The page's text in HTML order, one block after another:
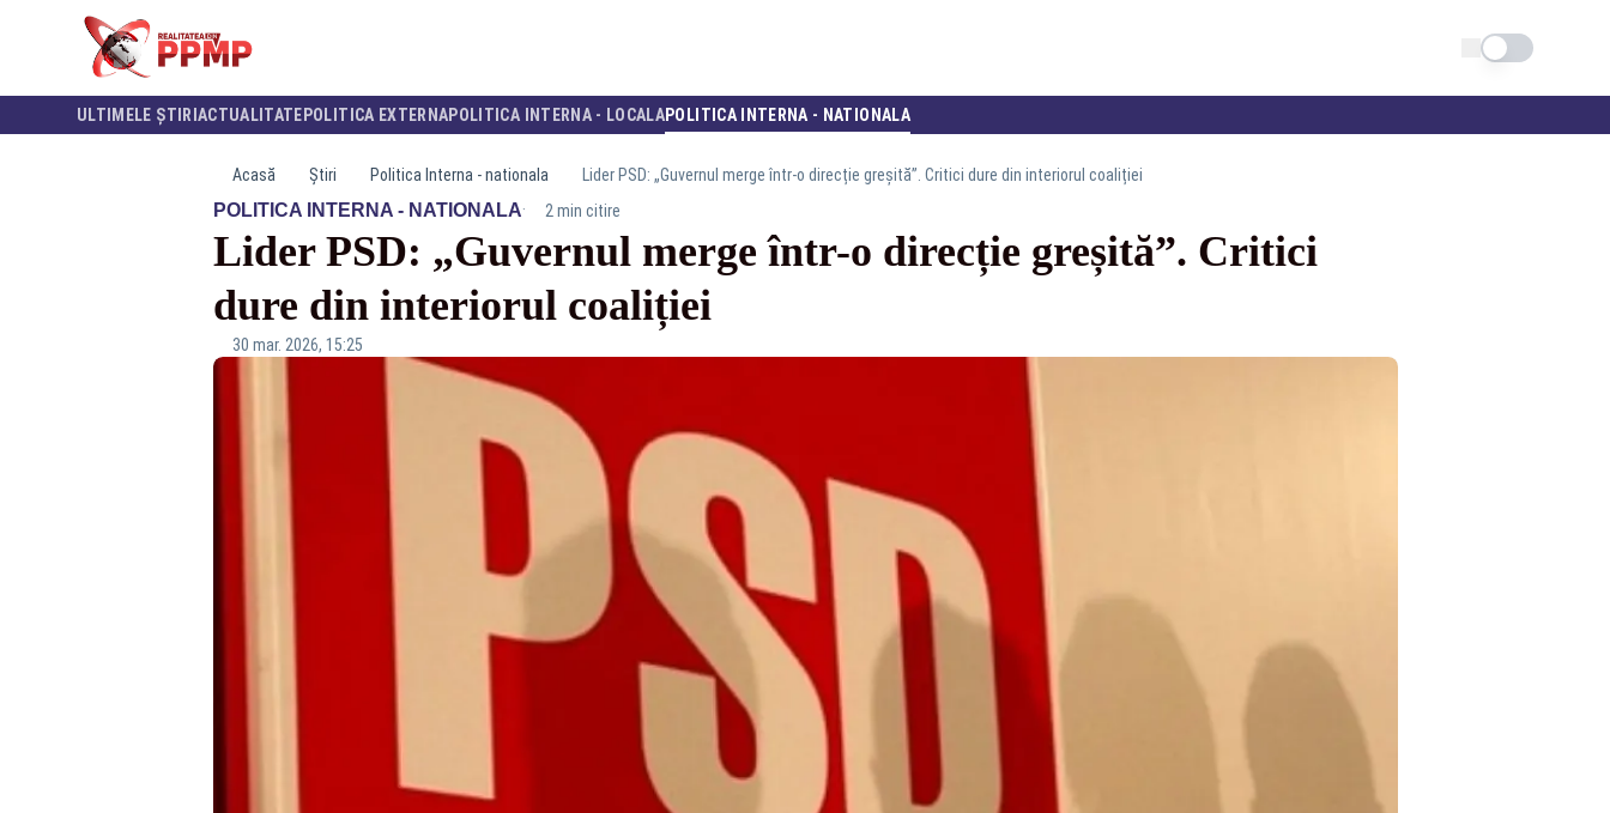
Schimba tema
ULTIMELE ȘTIRI ACTUALITATE POLITICA EXTERNAPOLITICA INTERNA - LOCALAPOLITICA INTERNA - NATIONALA
Acasă Știri Politica Interna - nationala Lider PSD: „Guvernul merge într-o direcție greșită”. Critici dure din interiorul coaliției
POLITICA INTERNA - NATIONALA· 2 min citire
Lider PSD: „Guvernul merge într-o direcție greșită”. Critici
dure din interiorul coaliției
30 mar. 2026, 15:25